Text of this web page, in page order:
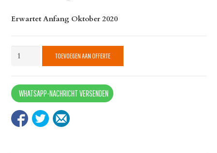
Erwartet Anfang Oktober 2020
Stuhl
Samt
Ockergelb
quantity
TOEVOEGEN AAN OFFERTE
WHATSAPP-NACHRICHT VERSENDEN